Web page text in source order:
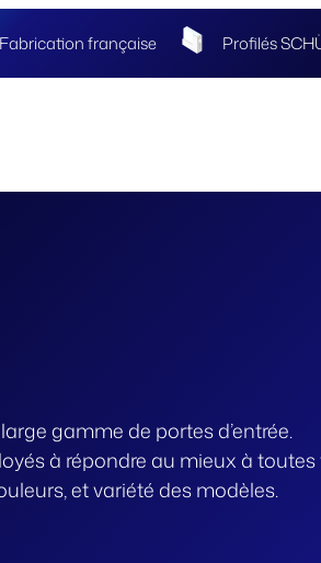
Fabrication française Profilés
gamme de portes d’entrée.
à répondre au mieux à toutes
et variété des modèles.